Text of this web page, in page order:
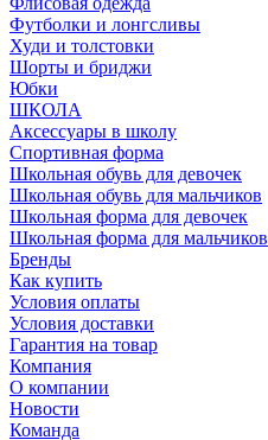
Футболки и лонгсливы
Худи и толстовки
Шорты и бриджи
Юбки
ШКОЛА
Аксессуары в школу
Спортивная форма
Школьная обувь для девочек
Школьная обувь для мальчиков
Школьная форма для девочек
Школьная форма для мальчиков
Бренды
Как купить
Условия оплаты
Условия доставки
Гарантия на товар
Компания
О компании
Новости
Команда